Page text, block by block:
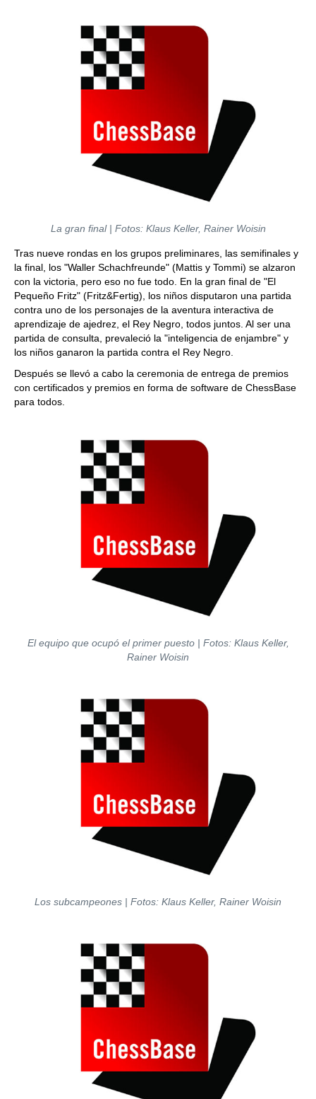
La gran final | Fotos: Klaus Keller, Rainer Woisin
Tras nueve rondas en los grupos preliminares, las semifinales y
la final, los "Waller Schachfreunde" (Mattis y Tommi) se alzaron
con la victoria, pero eso no fue todo. En la gran final de "El
Pequeño Fritz" (Fritz&Fertig), los niños disputaron una partida
contra uno de los personajes de la aventura interactiva de
aprendizaje de ajedrez, el Rey Negro, todos juntos. Al ser una
partida de consulta, prevaleció la "inteligencia de enjambre" y
los niños ganaron la partida contra el Rey Negro.
Después se llevó a cabo la ceremonia de entrega de premios
con certificados y premios en forma de software de ChessBase
para todos.
El equipo que ocupó el primer puesto | Fotos: Klaus Keller,
Rainer Woisin
Los subcampeones | Fotos: Klaus Keller, Rainer Woisin